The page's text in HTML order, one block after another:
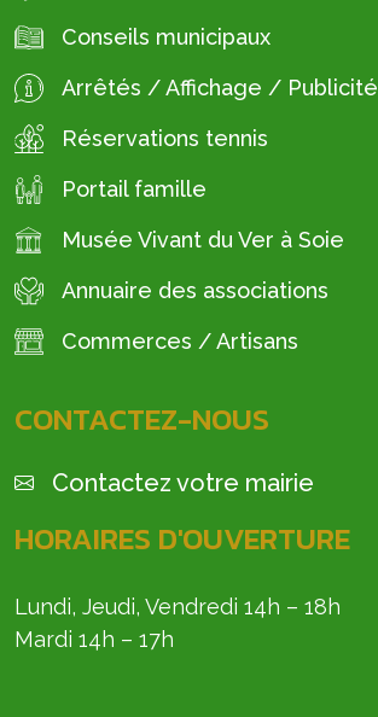
Conseils municipaux
Arrêtés / Affichage / Publicité
Réservations tennis
Portail famille
Musée Vivant du Ver à Soie
Annuaire des associations
Commerces / Artisans
CONTACTEZ-NOUS
Contactez votre mairie
HORAIRES D'OUVERTURE
Lundi, Jeudi, Vendredi 14h – 18h
Mardi 14h – 17h